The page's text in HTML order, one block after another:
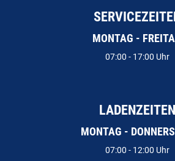
MONTAG -
07:00 - 17:00 Uhr
LADENZEITEN
MONTAG -
07:00 - 12:00 Uhr